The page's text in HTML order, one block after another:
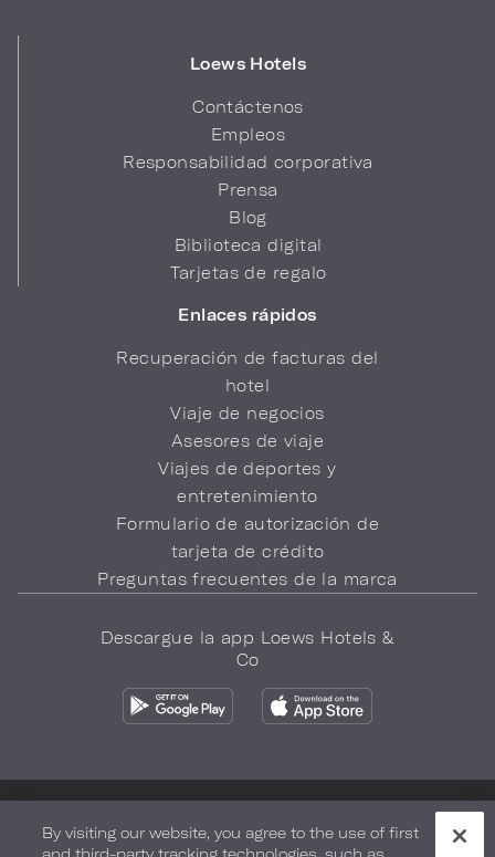
Loews Hotels
Contáctenos
Empleos
Responsabilidad corporativa
Prensa
Blog
Biblioteca digital
Tarjetas de regalo
Enlaces rápidos
Recuperación de facturas del
hotel
Viaje de negocios
Asesores de viaje
Viajes de deportes y
entretenimiento
Formulario de autorización de
tarjeta de crédito
Preguntas frecuentes de la marca
Descargue la app Loews Hotels &
Co
By visiting our website, you agree to the use of first